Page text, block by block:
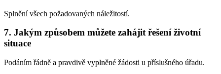
Splnění všech požadovaných náležitostí.
7. Jakým způsobem můžete zahájit řešení životní
situace
Podáním řádně a pravdivě vyplněné žádosti u příslušného úřadu.